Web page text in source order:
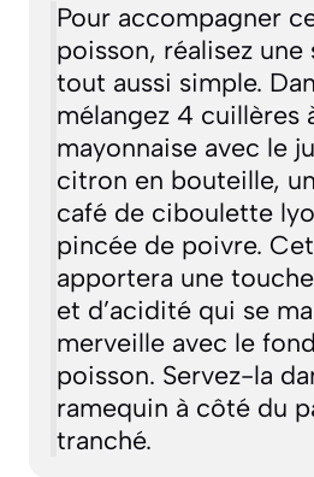
Pour accompagner
poisson, réalisez une
tout aussi simple.
mélangez 4 cuillères
mayonnaise avec le
citron en bouteille,
café de ciboulette
pincée de poivre.
apportera une
et d’acidité qui se
merveille avec le
poisson. Servez-la
ramequin à côté du
tranché.